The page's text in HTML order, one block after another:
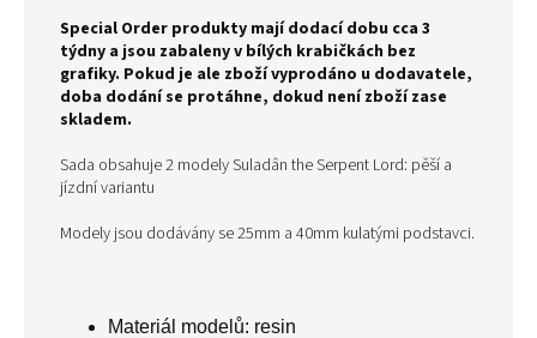
Special Order produkty mají dodací dobu cca 3
týdny a jsou zabaleny v bílých krabičkách bez
grafiky. Pokud je ale zboží vyprodáno u dodavatele,
doba dodání se protáhne, dokud není zboží zase
skladem.
Sada obsahuje 2 modely Suladân the Serpent Lord: pěší a
jízdní variantu
Modely jsou dodávány se 25mm a 40mm kulatými podstavci.
Materiál modelů: resin